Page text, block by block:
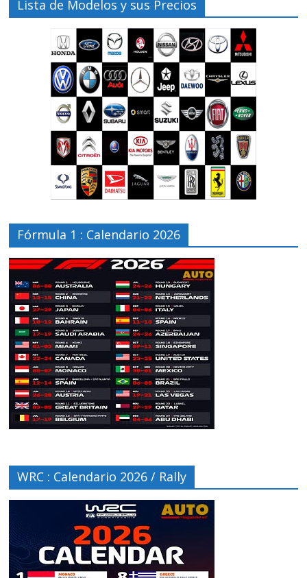
Lista de Modelos y sus Precios
Fórmula 1 : Calendario 2026
WRC : Calendario 2026 / Rally